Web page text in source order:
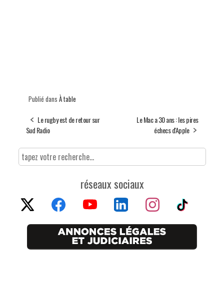
Publié dans À table
Le rugby est de retour sur
Sud Radio
Le Mac a 30 ans : les pires
échecs d'Apple
réseaux sociaux